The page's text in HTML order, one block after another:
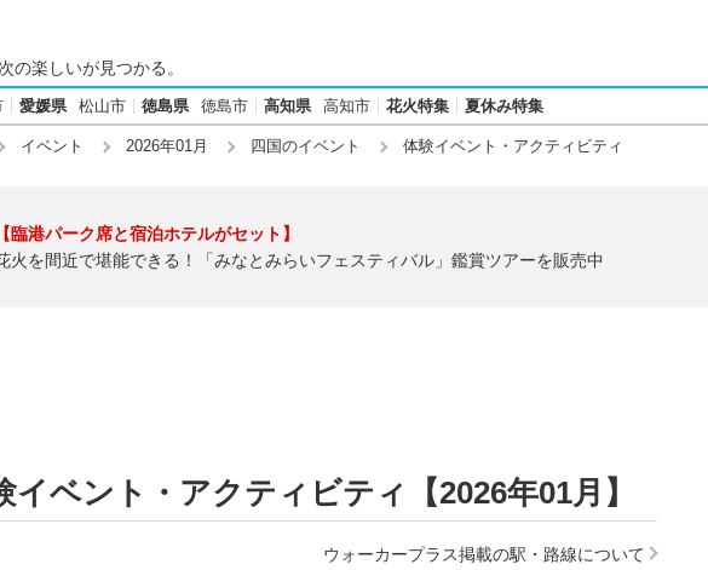
次の楽しいが見つかる。
愛媛県 松山市 徳島県 徳島市 高知県 高知市 花火特集 夏休み特集
イベント 2026年01月 四国のイベント 体験イベント・アクティビティ
【臨港パーク席と宿泊ホテルがセット】
火を間近で堪能できる！「みなとみらいフェスティバル」鑑賞ツアーを販売中
イベント・アクティビティ【2026年01月】
ウォーカープラス掲載の駅・路線について